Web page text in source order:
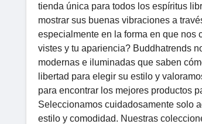
tienda única para todos los espíritus
mostrar sus buenas vibraciones a
especialmente en la forma en que nos
vistes y tu apariencia? Buddhatrends
modernas e iluminadas que saben
libertad para elegir su estilo y
para encontrar los mejores productos
Seleccionamos cuidadosamente solo
estilo y comodidad. Nuestras